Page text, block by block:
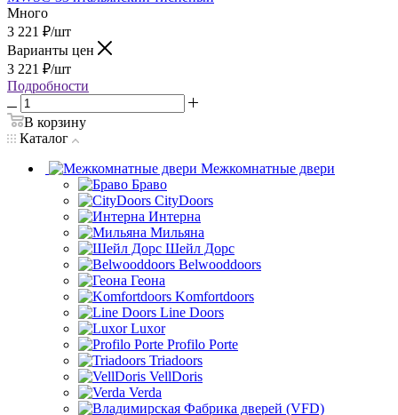
Много
3 221 ₽/шт
Варианты цен
3 221 ₽/шт
Подробности
В корзину
Каталог
Межкомнатные двери
Браво
CityDoors
Интерна
Мильяна
Шейл Дорс
Belwooddoors
Геона
Komfortdoors
Line Doors
Luxor
Profilo Porte
Triadoors
VellDoris
Verda